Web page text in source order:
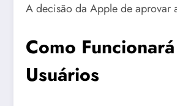
A decisão da Apple de aprovar
Como
Usuários